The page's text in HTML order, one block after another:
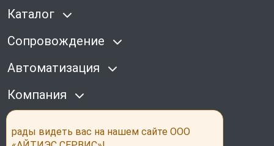
Каталог
Сопровождение
Автоматизация
Компания
Наши соц сети
рады видеть вас на нашем сайте ООО